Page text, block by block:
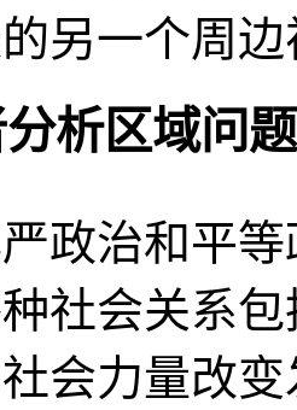
另一个周
析区域问题
政治和平
社会关系
会力量改